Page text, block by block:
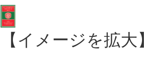
【イメージを拡大